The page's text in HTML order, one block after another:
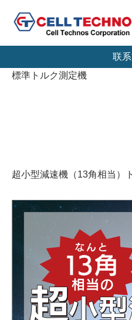
联
【扭矩测量机制造商
限公司
標準トルク測定機
超小型減速機（13角相当）